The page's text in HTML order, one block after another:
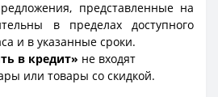
представленные на
в пределах доступного
и в указанные сроки.
в кредит» не входят
или товары со скидкой.